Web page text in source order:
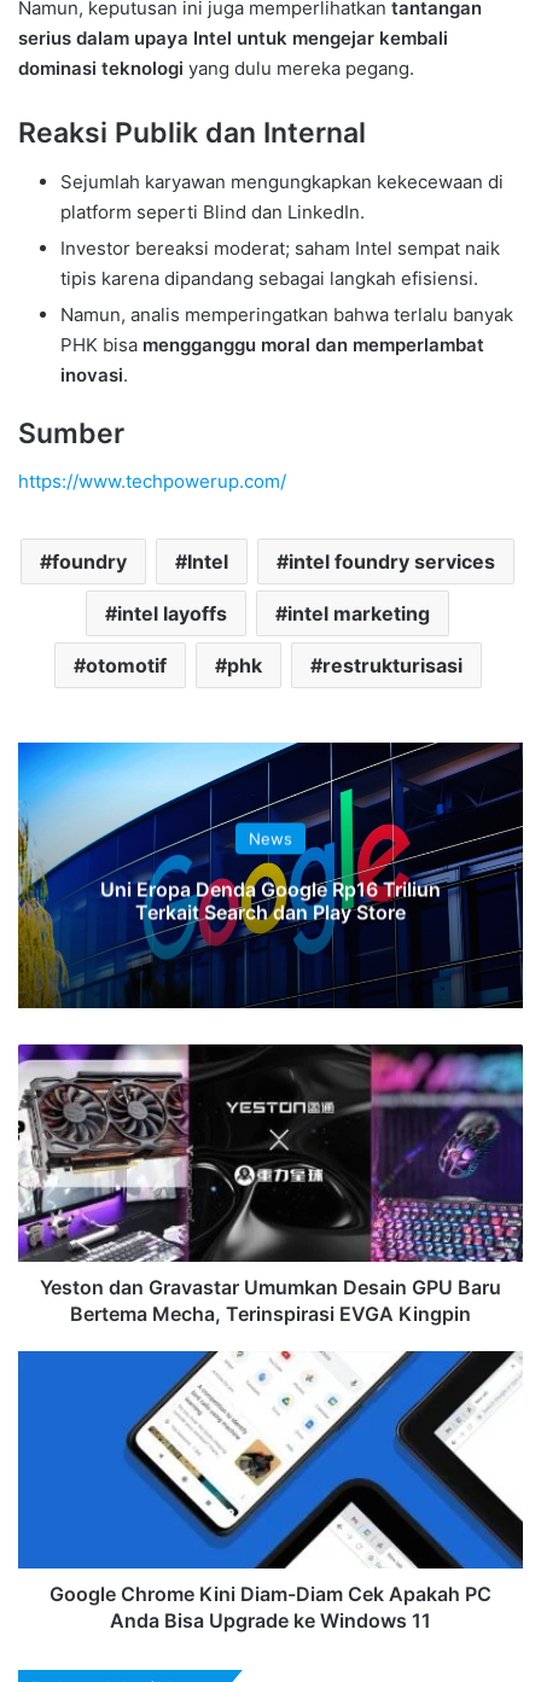
Namun, keputusan ini juga memperlihatkan tantangan
serius dalam upaya Intel untuk mengejar kembali
dominasi teknologi yang dulu mereka pegang.
Reaksi Publik dan Internal
Sejumlah karyawan mengungkapkan kekecewaan di
platform seperti Blind dan LinkedIn.
Investor bereaksi moderat; saham Intel sempat naik
tipis karena dipandang sebagai langkah efisiensi.
Namun, analis memperingatkan bahwa terlalu banyak
PHK bisa mengganggu moral dan memperlambat
inovasi.
Sumber
https://www.techpowerup.com/
foundry Intel intel foundry services
intel layoffs intel marketing
otomotif phk restrukturisasi
News
Uni Eropa Denda Google Rp16 Triliun
Terkait Search dan Play Store
Yeston
dan
Gravastar
Umumkan
Desain
GPU
Baru
Bertema
Mecha,
Terinspirasi
Yeston dan Gravastar Umumkan Desain GPU Baru
Bertema Mecha, Terinspirasi EVGA Kingpin
Anda
Windows
Google Chrome Kini Diam-Diam Cek Apakah PC
Anda Bisa Upgrade ke Windows 11